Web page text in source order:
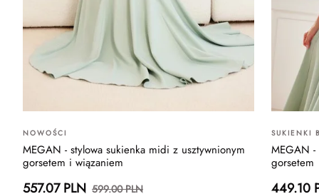
NOWOŚCI
MEGAN - stylowa sukienka midi z usztywnionym
gorsetem i wiązaniem
557.07 PLN 599.00 PLN
SUKIENKI
MEGAN
gorsetem
449.10